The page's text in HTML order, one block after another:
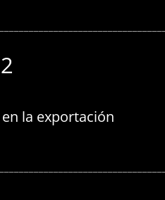
2
la exportación